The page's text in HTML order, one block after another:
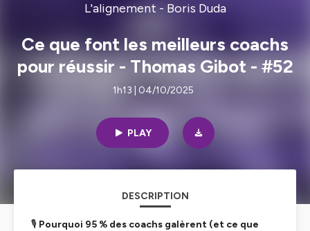
L'alignement - Boris Duda
Ce que font les meilleurs coachs
pour réussir - Thomas Gibot - #52
1h13 | 04/10/2025
PLAY
DESCRIPTION
🎙️ Pourquoi 95 % des coachs galèrent (et ce que